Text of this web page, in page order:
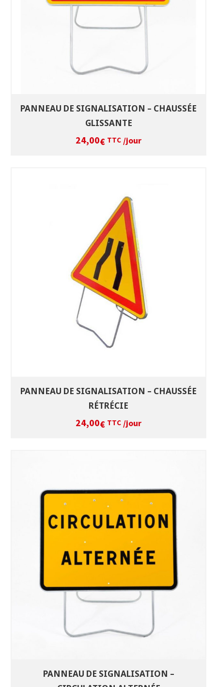
PANNEAU DE SIGNALISATION – CHAUSSÉE
GLISSANTE
24,00€ TTC /jour
SÉLECTIONNEZ LES DATES
VOIR LE PRODUIT
PANNEAU DE SIGNALISATION – CHAUSSÉE
RÉTRÉCIE
24,00€ TTC /jour
VOIR LE PRODUIT
PANNEAU DE SIGNALISATION –